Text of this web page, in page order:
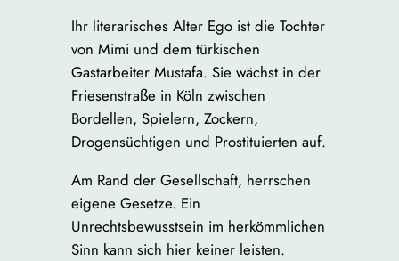
Ihr literarisches Alter Ego ist die Tochter
von Mimi und dem türkischen
Gastarbeiter Mustafa. Sie wächst in der
Friesenstraße in Köln zwischen
Bordellen, Spielern, Zockern,
Drogensüchtigen und Prostituierten auf.
Am Rand der Gesellschaft, herrschen
eigene Gesetze. Ein
Unrechtsbewusstsein im herkömmlichen
Sinn kann sich hier keiner leisten.